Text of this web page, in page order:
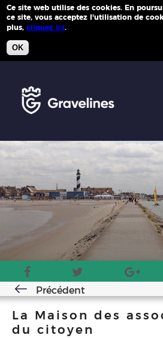
Ce site web utilise des cookies. En
ce site, vous acceptez l'utilisation de
plus,cliquez ici.
OK
Précédent
La Maison des
du citoyen